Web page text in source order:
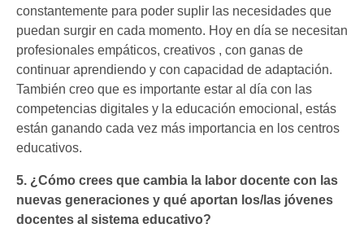
constantemente para poder suplir las necesidades que
puedan surgir en cada momento. Hoy en día se necesitan
profesionales empáticos, creativos , con ganas de
continuar aprendiendo y con capacidad de adaptación.
También creo que es importante estar al día con las
competencias digitales y la educación emocional, estás
están ganando cada vez más importancia en los centros
educativos.
5. ¿Cómo crees que cambia la labor docente con las
nuevas generaciones y qué aportan los/las jóvenes
docentes al sistema educativo?